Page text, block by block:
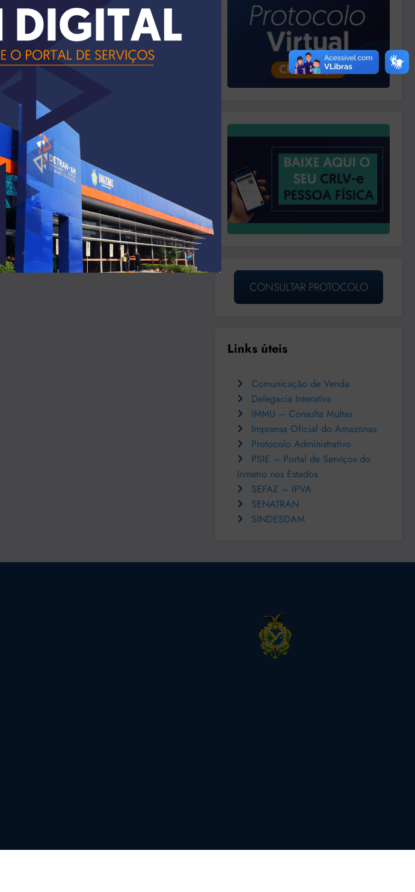
CONSULTAR PROTOCOLO
Links úteis
Comunicação de Venda
Delegacia Interativa
IMMU – Consulta Multas
Imprensa Oficial do Amazonas
Protocolo Administrativo
PSIE – Portal de Serviços do
Inmetro nos Estados
SEFAZ – IPVA
SENATRAN
SINDESDAM